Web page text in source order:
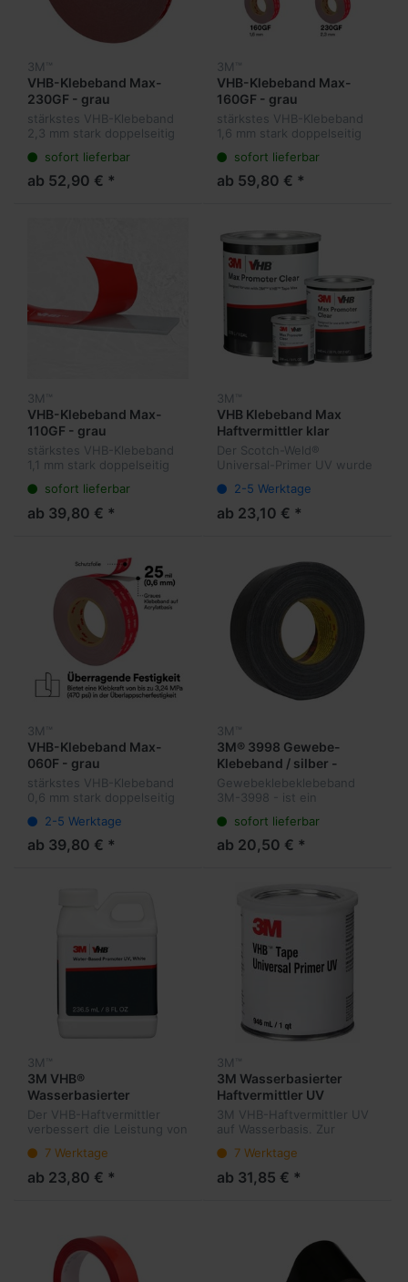
3M™
VHB-Klebeband Max-
230GF - grau
stärkstes VHB-Klebeband
2,3 mm stark doppelseitig
Anwendungen -
Folienabdeckung
sofort lieferbar
ab 52,90 € *
3M™
VHB-Klebeband Max-
160GF - grau
stärkstes VHB-Klebeband
1,6 mm stark doppelseitig
Anwendungen -
Folienabdeckung
sofort lieferbar
ab 59,80 € *
3M™
VHB-Klebeband Max-
110GF - grau
stärkstes VHB-Klebeband
1,1 mm stark doppelseitig
Anwendungen -
Folienabdeckung
sofort lieferbar
ab 39,80 € *
3M™
VHB Klebeband Max
Haftvermittler klar
Der Scotch-Weld®
Universal-Primer UV wurde
der VHB Klebebänder mit
Acrylat-Klebstoffen auf
kritischen Oberflächen
2-5 Werktage
ab 23,10 € *
3M™
VHB-Klebeband Max-
060F - grau
stärkstes VHB-Klebeband
0,6 mm stark doppelseitig
Anwendungen -
Folienabdeckung
2-5 Werktage
ab 39,80 € *
3M™
3M® 3998 Gewebe-
Klebeband / silber -
schwarz
Gewebeklebeklebeband
3M-3998 - ist ein
vielseitige Anwendungen.
Dicke 0,320 mm. Farben
sofort lieferbar
ab 20,50 € *
3M™
3M VHB®
Wasserbasierter
Haftvermittler UV
Der VHB-Haftvermittler
verbessert die Leistung von
kritischen Oberflächen
wesentlich. Dazu zählen
ABS, PMMA, Polycarbonat,
7 Werktage
ab 23,80 € *
3M™
3M Wasserbasierter
Haftvermittler UV
3M VHB-Haftvermittler UV
auf Wasserbasis. Zur
der VHB Klebebänder mit
Acrylat-Klebstoffen auf
kritischen Oberflächen
7 Werktage
ab 31,85 € *